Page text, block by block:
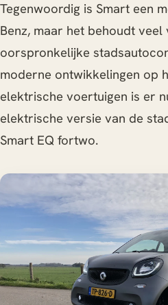
Tegenwoordig is Smart een
Benz, maar het behoudt veel
oorspronkelijke
moderne ontwikkelingen op
elektrische voertuigen is er
elektrische versie van de
Smart EQ fortwo.